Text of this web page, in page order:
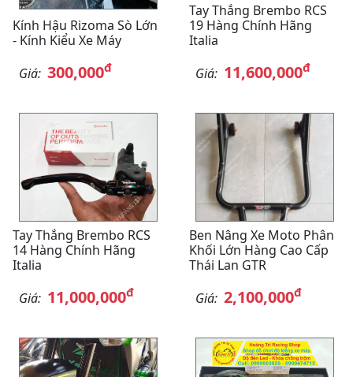
Kính Hậu Rizoma Sò Lớn
- Kính Kiểu Xe Máy
Giá: 300,000đ
Tay Thắng Brembo RCS
19 Hàng Chính Hãng
Italia
Giá: 11,600,000đ
Tay Thắng Brembo RCS
14 Hàng Chính Hãng
Italia
Giá: 11,000,000đ
Ben Nâng Xe Moto Phân
Khối Lớn Hàng Cao Cấp
Thái Lan GTR
Giá: 2,100,000đ